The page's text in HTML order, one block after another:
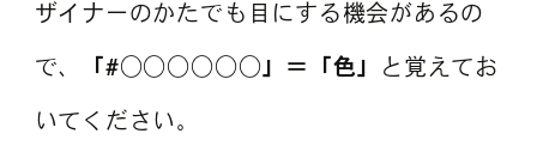
ザイナーのかたでも目にする機会があるの
で、 「#○○○○○○」＝「色」 と覚えてお
いてください。